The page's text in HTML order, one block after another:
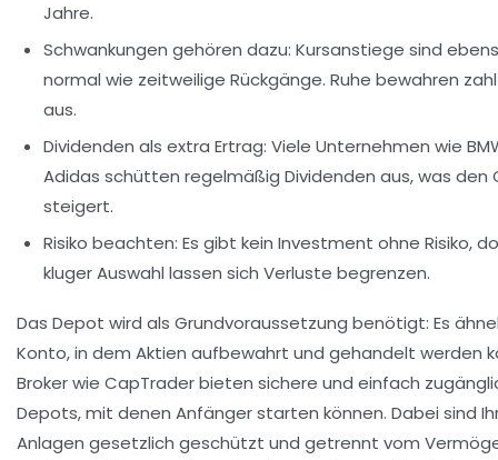
Jahre.
Schwankungen gehören dazu: Kursanstiege sind
normal wie zeitweilige Rückgänge. Ruhe bewahren
aus.
Dividenden als extra Ertrag: Viele Unternehmen wie
Adidas schütten regelmäßig Dividenden aus, was den
steigert.
Risiko beachten: Es gibt kein Investment ohne Risiko,
kluger Auswahl lassen sich Verluste begrenzen.
Das Depot wird als Grundvoraussetzung benötigt: Es
Konto, in dem Aktien aufbewahrt und gehandelt werden
Broker wie CapTrader bieten sichere und einfach
Depots, mit denen Anfänger starten können. Dabei sind
Anlagen gesetzlich geschützt und getrennt vom